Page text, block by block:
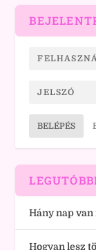
BELÉPÉS
Hány nap
Hogyan lesz